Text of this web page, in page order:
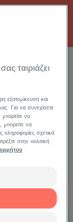
SPF
Μεταξένιο
Mist
SPF
ταιριάζει
εξατομίκευση και
Για να συνεχίσετε
να
μπορείτε να
σχετικά
στην πολιτική